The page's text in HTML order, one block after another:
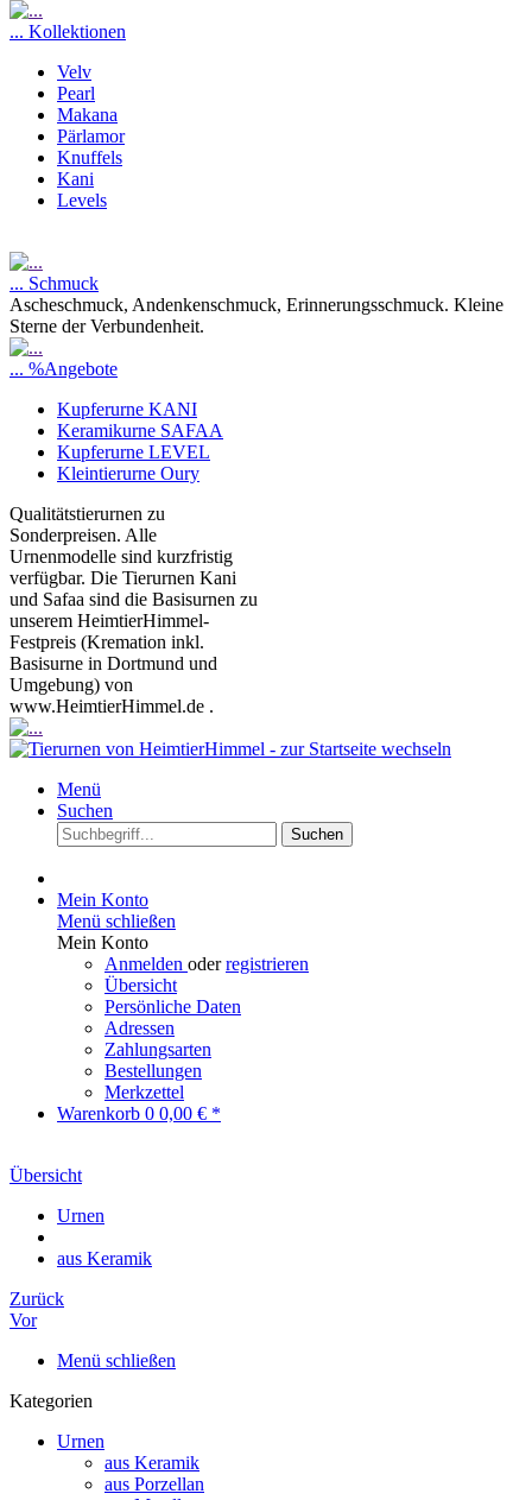
... Kollektionen
Velv
Pearl
Makana
Pärlamor
Knuffels
Kani
Levels
... Schmuck
Ascheschmuck, Andenkenschmuck, Erinnerungsschmuck. Kleine
Sterne der Verbundenheit.
... %Angebote
Kupferurne KANI
Keramikurne SAFAA
Kupferurne LEVEL
Kleintierurne Oury
Qualitätstierurnen zu
Sonderpreisen. Alle
Urnenmodelle sind kurzfristig
verfügbar. Die Tierurnen Kani
und Safaa sind die Basisurnen zu
unserem HeimtierHimmel-
Festpreis (Kremation inkl.
Basisurne in Dortmund und
Umgebung) von
www.HeimtierHimmel.de .
Menü
Suchen
Suchen
Mein Konto
Menü schließen
Mein Konto
Anmelden oderregistrieren
Übersicht
Persönliche Daten
Adressen
Zahlungsarten
Bestellungen
Merkzettel
Warenkorb 0 0,00 € *
Übersicht
Urnen
aus Keramik
Zurück
Vor
Menü schließen
Kategorien
Urnen
aus Keramik
aus Porzellan